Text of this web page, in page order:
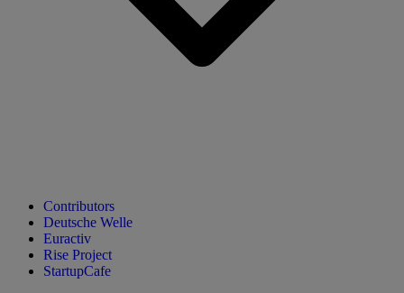
Contributors
Deutsche Welle
Euractiv
Rise Project
StartupCafe